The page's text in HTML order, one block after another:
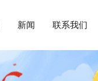
新闻 联系我们